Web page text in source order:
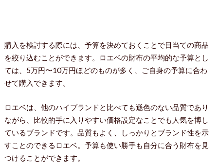
購入を検討する際には、予算を決めておくことで目当ての商品
を絞り込むことができます。ロエベの財布の平均的な予算とし
ては、5万円〜10万円ほどのものが多く、ご自身の予算に合わ
せて購入できます。
ロエベは、他のハイブランドと比べても遜色のない品質であり
ながら、比較的手に入りやすい価格設定なことでも人気を博し
ているブランドです。品質もよく、しっかりとブランド性を示
すことのできるロエベ。予算も使い勝手も自分に合う財布を見
つけることができます。